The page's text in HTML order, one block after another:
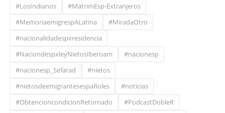
#LosIndianos
#MatrimEsp-Extranjeros
#MemoriaemigrespALatina
#MiradaOtro
#nacionalidadespxresidencia
#NaciondespxleyNietosIberoam
#nacionesp
#nacionesp_Sefarad
#nietos
#nietosdeemigrantesespañoles
#noticias
#ObtencioncondicionRetornado
#PodcastDobleR